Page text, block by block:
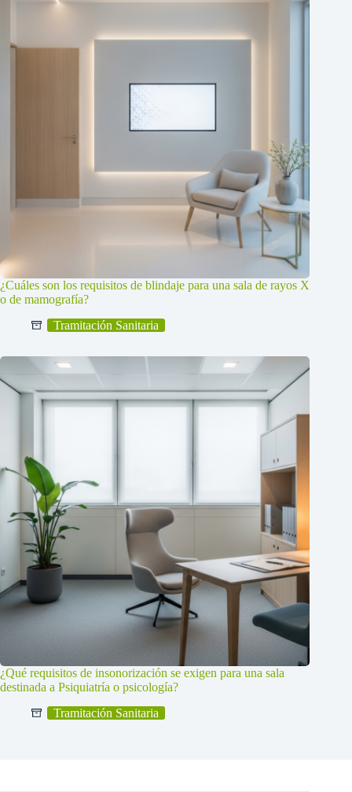
¿Cuáles son los requisitos de blindaje para una sala de rayos X
o de mamografía?
Tramitación Sanitaria
¿Qué requisitos de insonorización se exigen para una sala
destinada a Psiquiatría o psicología?
Tramitación Sanitaria